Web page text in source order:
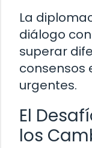
La
diálogo
superar
consensos
urgentes.
El
los